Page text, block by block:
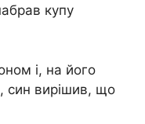
купу
і, на його
син вирішив, що